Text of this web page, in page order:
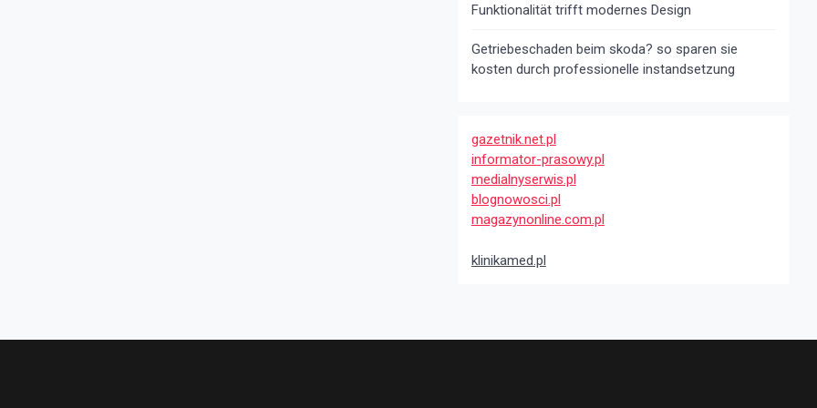
Funktionalität trifft modernes Design
Getriebeschaden beim skoda? so sparen sie
kosten durch professionelle instandsetzung
gazetnik.net.pl
informator-prasowy.pl
medialnyserwis.pl
blognowosci.pl
magazynonline.com.pl
klinikamed.pl